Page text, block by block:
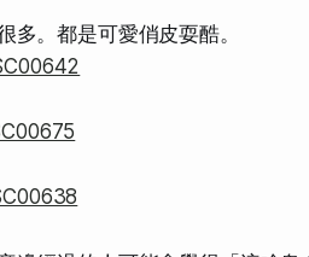
多。都是可愛俏皮耍酷。